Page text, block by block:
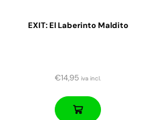
EXIT: El Laberinto Maldito
€14,95 iva incl.